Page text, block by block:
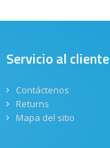
Servicio al cliente
Contáctenos
Returns
Mapa del sitio